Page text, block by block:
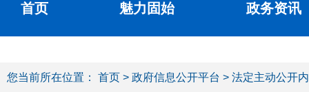
首页 魅力固始 政务资讯
您当前所在位置： 首页 > 政府信息公开平台 > 法定主动公开